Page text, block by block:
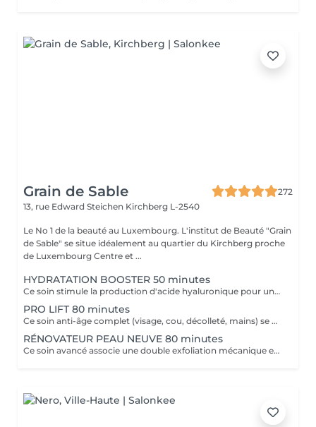
Grain de Sable
272
13, rue Edward Steichen Kirchberg L-2540
Le No 1 de la beauté au Luxembourg. L'institut de Beauté "Grain
de Sable" se situe idéalement au quartier du Kirchberg proche
de Luxembourg Centre et ...
HYDRATATION BOOSTER 50 minutes
Ce soin stimule la production d'acide hyaluronique pour une hydratation intense, redonnant à la peau un aspect repulpé et lissé tout en la protégeant des agressions extérieures et du vieillissement cutané.
PRO LIFT 80 minutes
Ce soin anti-âge complet (visage, cou, décolleté, mains) se distingue par sa combinaison unique d'exfoliations, de stimulation cellulaire mécanique et de manoeuvres facialistes exclusives. Il uniformise et illumine le teint, tout en liftant et redessinant les contours du visage. En comblant visiblement les rides et en renforçant la fermeté de la peau, ce soin révèle un épiderme plus lisse, lifté et rajeuni.
RÉNOVATEUR PEAU NEUVE 80 minutes
Ce soin avancé associe une double exfoliation mécanique et chimique du visage et du cou, permettant un nettoyage en profondeur de l'épiderme. Il favorise l'élimination des toxines et stimule le renouvellement cellulaire pour retrouver une peau saine, uniforme et lumineuse.